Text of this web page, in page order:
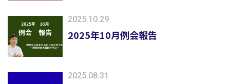
2025.10.29
2025年10月例会報告
2025.08.31